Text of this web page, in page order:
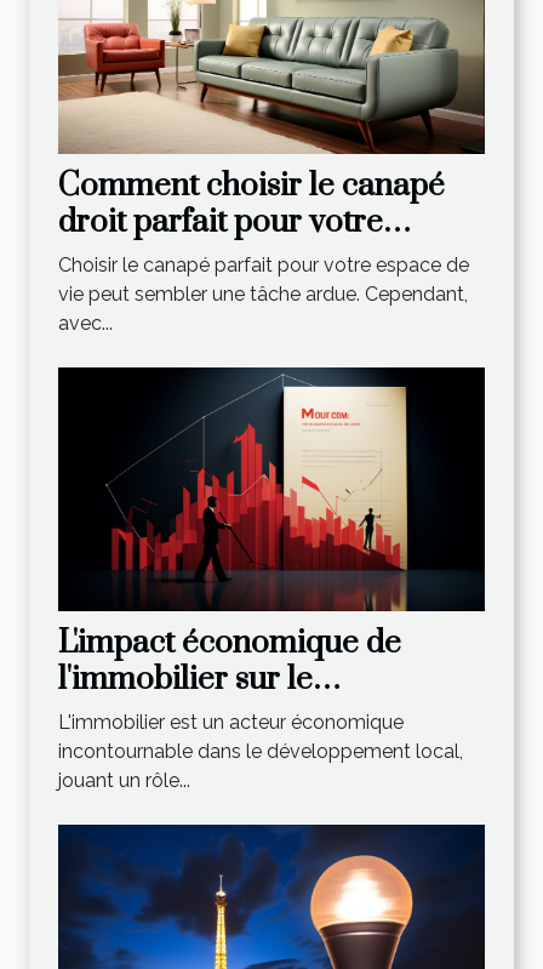
Comment choisir le canapé
droit parfait pour votre
espace de vie
Choisir le canapé parfait pour votre espace de
vie peut sembler une tâche ardue. Cependant,
avec...
L'impact économique de
l'immobilier sur le
développement local : l'apport
de l'Agence du Moulin
L'immobilier est un acteur économique
incontournable dans le développement local,
jouant un rôle...